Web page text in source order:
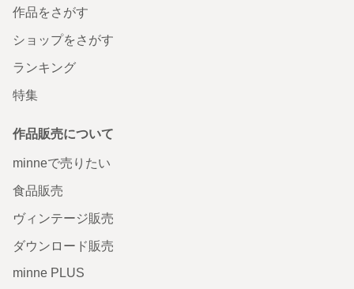
作品をさがす
ショップをさがす
ランキング
特集
作品販売について
minneで売りたい
食品販売
ヴィンテージ販売
ダウンロード販売
minne PLUS